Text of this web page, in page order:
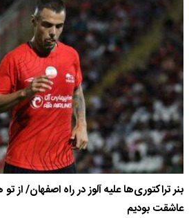
بنر تراکتوری‌ها علیه آلوز در راه اصفهان/ از
عاشقت بودیم